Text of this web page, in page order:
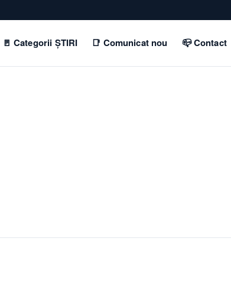
🚪 Categorii ȘTIRI 📑 Comunicat nou 📪 Contact